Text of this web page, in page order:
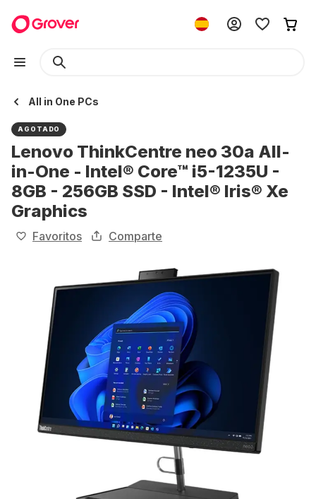
All in One PCs
AGOTADO
Lenovo ThinkCentre neo 30a All-
in-One - Intel® Core™ i5-1235U -
8GB - 256GB SSD - Intel® Iris® Xe
Graphics
Favoritos Comparte